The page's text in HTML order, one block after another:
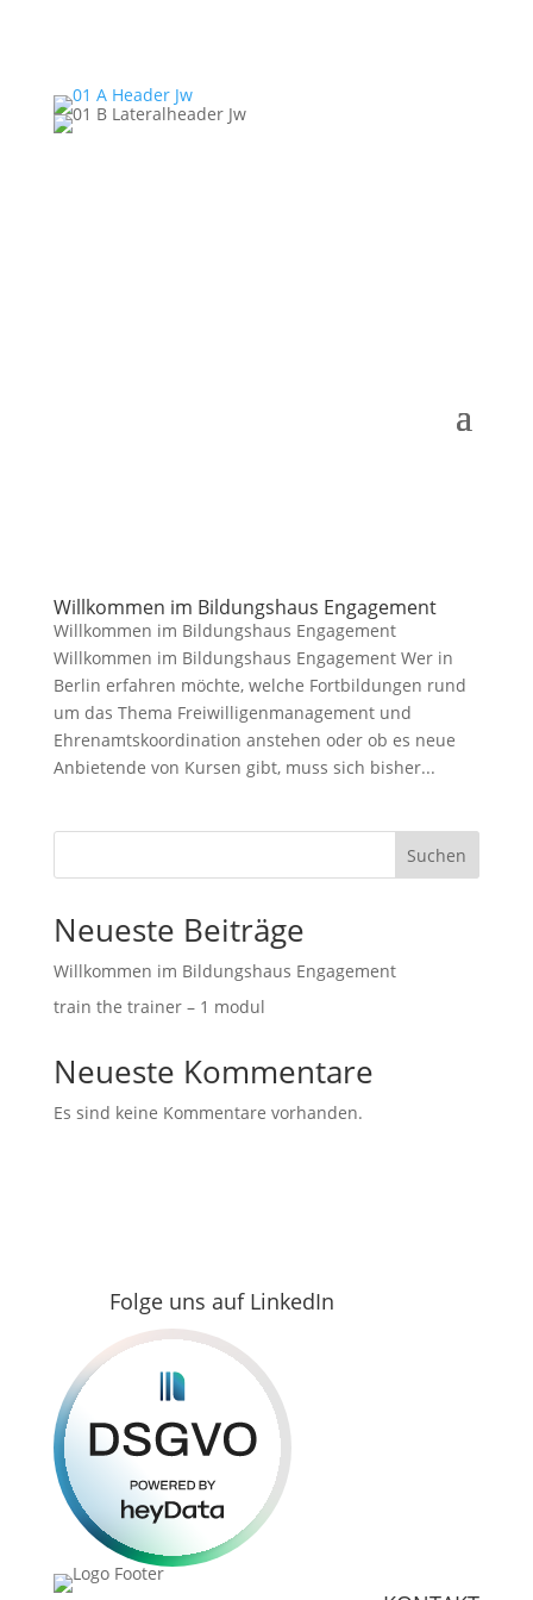
Willkommen im Bildungshaus Engagement
Willkommen im Bildungshaus Engagement
Willkommen im Bildungshaus Engagement Wer in
Berlin erfahren möchte, welche Fortbildungen rund
um das Thema Freiwilligenmanagement und
Ehrenamtskoordination anstehen oder ob es neue
Anbietende von Kursen gibt, muss sich bisher...
Suchen
Neueste Beiträge
Willkommen im Bildungshaus Engagement
train the trainer – 1 modul
Neueste Kommentare
Es sind keine Kommentare vorhanden.
Folge uns auf LinkedIn